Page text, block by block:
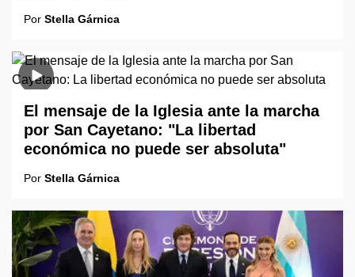
Por Stella Gárnica
El mensaje de la Iglesia ante la marcha
por San Cayetano: "La libertad
económica no puede ser absoluta"
Por Stella Gárnica